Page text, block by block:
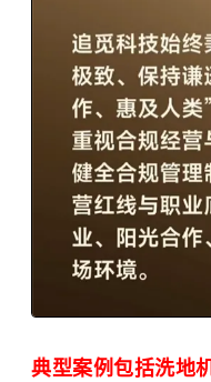
典型案例包括洗地